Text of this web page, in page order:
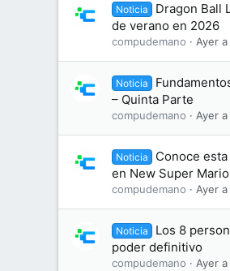
Noticia
Dragon Ball
de verano en 2026
compudemano Ayer
Noticia
– Quinta Parte
compudemano Ayer
Noticia
Conoce
en New Super
compudemano Ayer a
Noticia
Los 8
poder definitivo
compudemano Ayer a